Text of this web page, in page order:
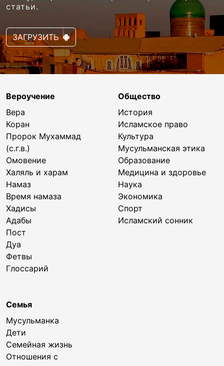
статьи.
ЗАГРУЗИТЬ
Вероучение
Вера
Коран
Пророк Мухаммад
(с.г.в.)
Омовение
Халяль и харам
Намаз
Время намаза
Хадисы
Адабы
Пост
Дуа
Фетвы
Глоссарий
Общество
История
Исламское право
Культура
Мусульманская этика
Образование
Медицина и здоровье
Наука
Экономика
Спорт
Исламский сонник
Семья
Мусульманка
Дети
Семейная жизнь
Отношения с